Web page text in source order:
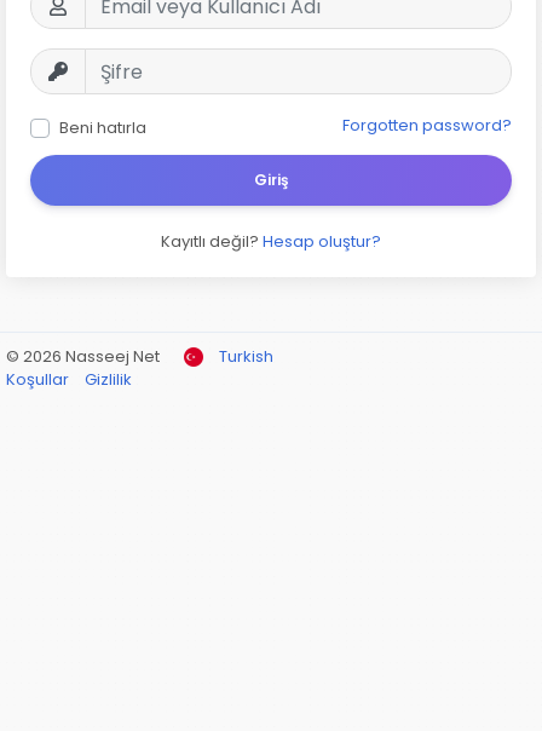
Beni hatırla Forgotten password?
Giriş
Kayıtlı değil? Hesap oluştur?
© 2026 Nasseej Net
Turkish
Koşullar
Gizlilik